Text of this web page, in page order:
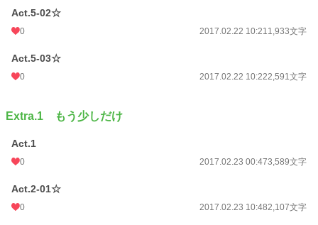
Act.5-02☆
0 2017.02.22 10:211,933文字
Act.5-03☆
0 2017.02.22 10:222,591文字
Extra.1 もう少しだけ
Act.1
0 2017.02.23 00:473,589文字
Act.2-01☆
0 2017.02.23 10:482,107文字